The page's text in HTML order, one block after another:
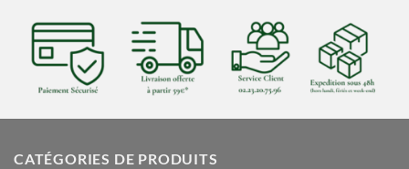
CATÉGORIES DE PRODUITS